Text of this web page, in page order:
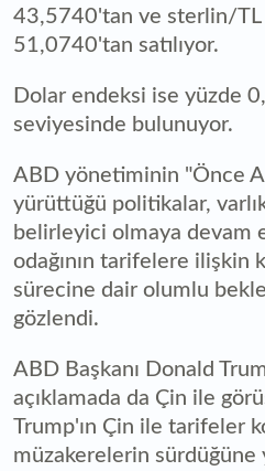
43,5740'tan ve sterlin/TL
51,0740'tan satılıyor.
Dolar endeksi ise yüzde
seviyesinde bulunuyor.
ABD yönetiminin "Önce
yürüttüğü politikalar,
belirleyici olmaya devam
odağının tarifelere ilişkin
sürecine dair olumlu
gözlendi.
ABD Başkanı Donald
açıklamada da Çin ile
Trump'ın Çin ile tarifeler
müzakerelerin sürdüğüne